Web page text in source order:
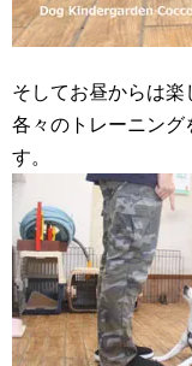
そしてお昼からは楽
各々のトレーニング
す。